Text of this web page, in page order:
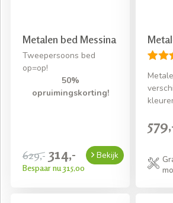
Metalen bed Messina
Tweepersoons bed
op=op!
50%
opruimingskorting!
629,- 314,-
Bespaar nu 315,00
Bekijk